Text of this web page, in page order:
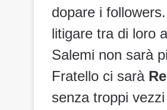
dopare i
litigare tra di loro
Salemi non sarà
Fratello ci sarà
senza troppi